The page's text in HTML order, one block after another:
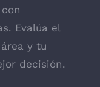
Evalúa el
y tu
decisión.